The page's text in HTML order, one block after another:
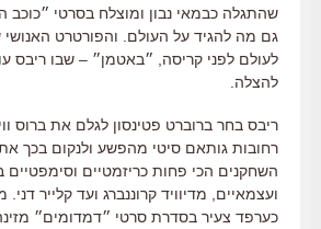
שהתגלה כבמאי נבון ומוצלח בסרטי ״כוכב
גם מה להגיד על העולם
והפורטרט האנושי
לעולם לפני קריסה, ״באטמן״ – שבו ריבס
להצלה.
ריבס בחר ברוברט פטינסון לגלם את ברוס
רחובות גותאם סיטי מהפשע ולנקום בכך
השחקנים הכי פחות כריזמטיים וסימפטיים
ועצמאיים
מדיוויד קרוננברג ועד קלייר דני
כערפד צעיר בסדרת סרטי ״דמדומים״